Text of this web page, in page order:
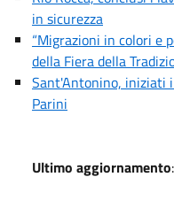
in sicurezza
“Migrazioni in colori e
della Fiera della
Sant'Antonino, iniziati
Parini
Ultimo aggiornamento